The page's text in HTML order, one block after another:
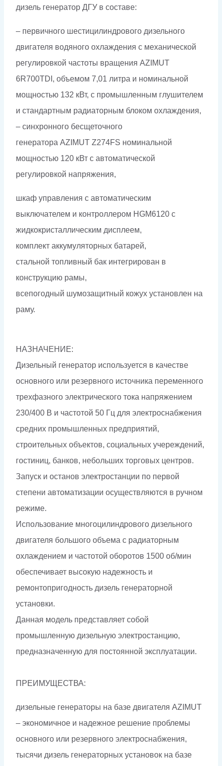
дизель генератор ДГУ в составе:
– первичного шестицилиндрового дизельного
двигателя водяного охлаждения с механической
регулировкой частоты вращения AZIMUT
6R700TDI, объемом 7,01 литра и номинальной
мощностью 132 кВт, с промышленным глушителем
и стандартным радиаторным блоком охлаждения,
– синхронного бесщеточного
генератора AZIMUT Z274FS номинальной
мощностью 120 кВт c автоматической
регулировкой напряжения,
шкаф управления с автоматическим
выключателем и контроллером HGM6120 с
жидкокристаллическим дисплеем,
комплект аккумуляторных батарей,
стальной топливный бак интегрирован в
конструкцию рамы,
всепогодный шумозащитный кожух установлен на
раму.
НАЗНАЧЕНИЕ:
Дизельный генератор используется в качестве
основного или резервного источника переменного
трехфазного электрического тока напряжением
230/400 В и частотой 50 Гц для электроснабжения
средних промышленных предприятий,
строительных объектов, социальных учереждений,
гостиниц, банков, небольших торговых центров.
Запуск и останов электростанции по первой
степени автоматизации осуществляются в ручном
режиме.
Использование многоцилиндрового дизельного
двигателя большого объема с радиаторным
охлаждением и частотой оборотов 1500 об/мин
обеспечивает высокую надежность и
ремонтопригодность дизель генераторной
установки.
Данная модель представляет собой
промышленную дизельную электростанцию,
предназначенную для постоянной эксплуатации.
ПРЕИМУЩЕСТВА:
дизельные генераторы на базе двигателя AZIMUT
– экономичное и надежное решение проблемы
основного или резервного электроснабжения,
тысячи дизель генераторных установок на базе